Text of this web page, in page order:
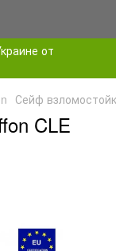
от
Сейф
CLE